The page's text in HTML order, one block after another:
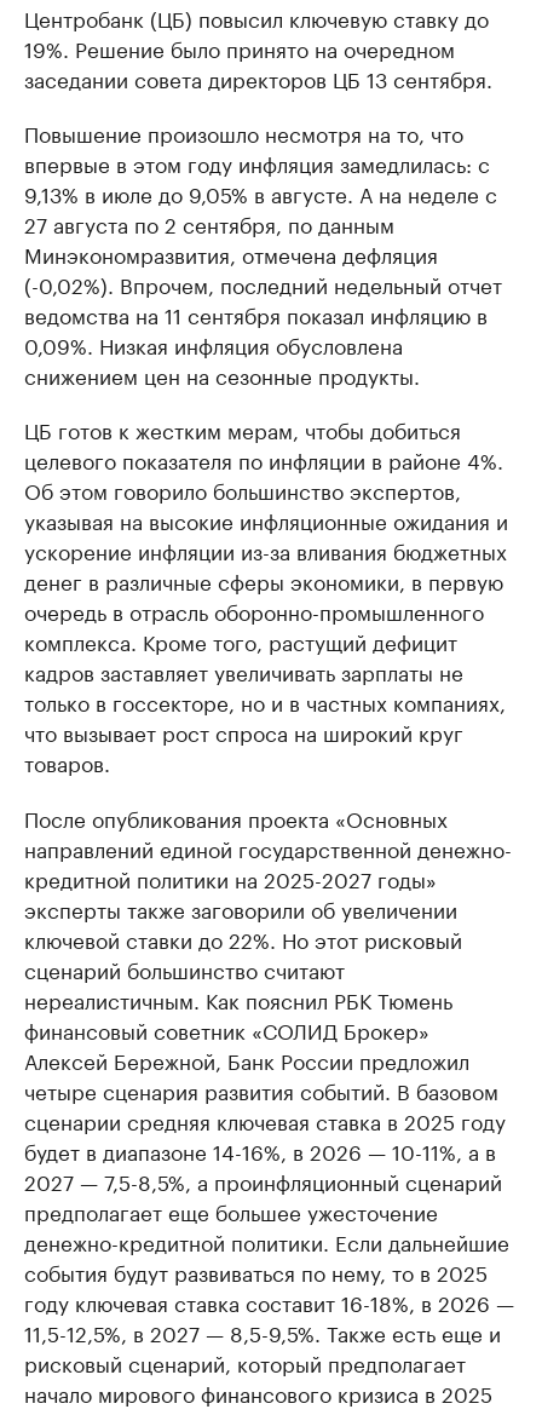
Центробанк (ЦБ) повысил ключевую ставку до
19%. Решение было принято на очередном
заседании совета директоров ЦБ 13 сентября.
Повышение произошло несмотря на то, что
впервые в этом году инфляция замедлилась: с
9,13% в июле до 9,05% в августе. А на неделе с
27 августа по 2 сентября, по данным
Минэкономразвития, отмечена дефляция
(-0,02%). Впрочем, последний недельный отчет
ведомства на 11 сентября показал инфляцию в
0,09%. Низкая инфляция обусловлена
снижением цен на сезонные продукты.
ЦБ готов к жестким мерам, чтобы добиться
целевого показателя по инфляции в районе 4%.
Об этом говорило большинство экспертов,
указывая на высокие инфляционные ожидания и
ускорение инфляции из-за вливания бюджетных
денег в различные сферы экономики, в первую
очередь в отрасль оборонно-промышленного
комплекса. Кроме того, растущий дефицит
кадров заставляет увеличивать зарплаты не
только в госсекторе, но и в частных компаниях,
что вызывает рост спроса на широкий круг
товаров.
После опубликования проекта «Основных
направлений единой государственной денежно-
кредитной политики на 2025-2027 годы»
эксперты также заговорили об увеличении
ключевой ставки до 22%. Но этот рисковый
сценарий большинство считают
нереалистичным. Как пояснил РБК Тюмень
финансовый советник «СОЛИД Брокер»
Алексей Бережной, Банк России предложил
четыре сценария развития событий. В базовом
сценарии средняя ключевая ставка в 2025 году
будет в диапазоне 14-16%, в 2026 — 10-11%, а в
2027 — 7,5-8,5%, а проинфляционный сценарий
предполагает еще большее ужесточение
денежно-кредитной политики. Если дальнейшие
события будут развиваться по нему, то в 2025
году ключевая ставка составит 16-18%, в 2026 —
11,5-12,5%, в 2027 — 8,5-9,5%. Также есть еще и
рисковый сценарий, который предполагает
начало мирового финансового кризиса в 2025